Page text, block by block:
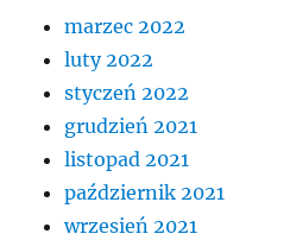
marzec 2022
luty 2022
styczeń 2022
grudzień 2021
listopad 2021
październik 2021
wrzesień 2021